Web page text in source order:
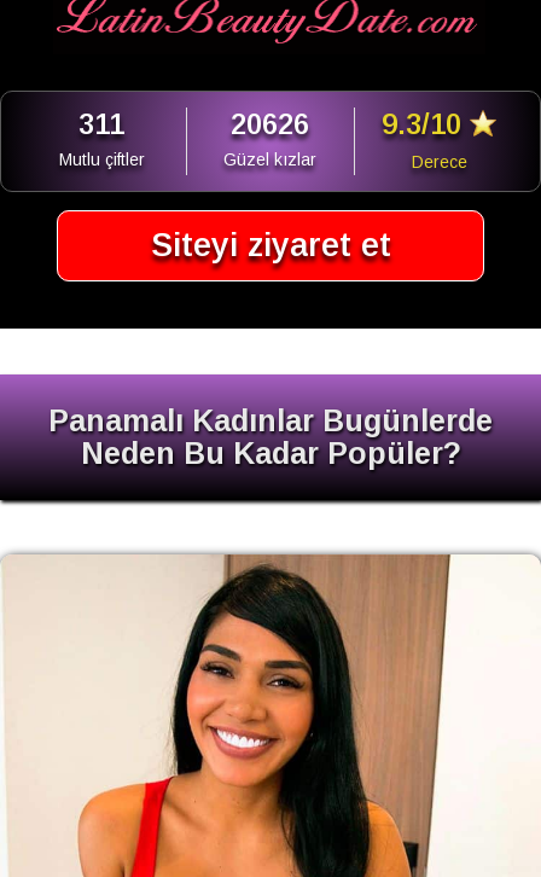
311
Mutlu çiftler
20626
Güzel kızlar
9.3/10
Derece
Siteyi ziyaret et
Panamalı Kadınlar Bugünlerde
Neden Bu Kadar Popüler?